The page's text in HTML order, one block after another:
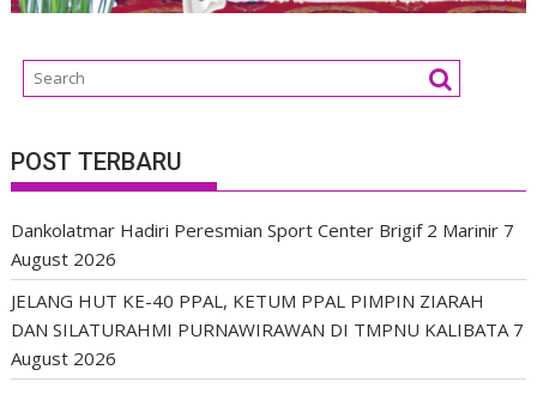
POST TERBARU
Dankolatmar Hadiri Peresmian Sport Center Brigif 2 Marinir 7
August 2026
JELANG HUT KE-40 PPAL, KETUM PPAL PIMPIN ZIARAH
DAN SILATURAHMI PURNAWIRAWAN DI TMPNU KALIBATA 7
August 2026